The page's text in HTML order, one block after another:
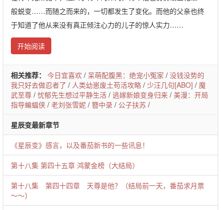
般蜕变……而随之而来的，一切都发生了变化。而他的父亲也终
于知道了他从来没有真正倾注心力的儿子的惊人实力……
开始阅读
相关推荐： 今日宜喜欢 / 呆萌配腹黑：绝宠小冤家 / 没钱没势的
我只好去做忍者了 / 人类幼崽废土苟活攻略 / 少汪几句[ABO] / 魔
武至尊 / 忧郁先生想过平静生活 / 逃嫁新娘变身归来 / 美漫：开局
指导蝙蝠侠 / 老刘张雪妮 / 簪中录 / 公子扶苏 /
星辰变最新章节
《星辰变》感言，以及番茄新书的一些讯息！
第十八集 第四十五章 鸿蒙金榜（大结局）
第十八集 第四十四章 天尊是他？（结局前一天，番茄求月票
～～）